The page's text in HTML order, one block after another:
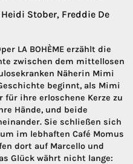
Stober, Freddie De
LA BOHÈME erzählt die
zwischen dem mittellosen
Näherin Mimi
beginnt, als Mimi
für ihre erloschene Kerze zu
Hände, und beide
Sie schließen sich
im lebhaften Café Momus
dort auf Marcello und
Glück währt nicht lange: